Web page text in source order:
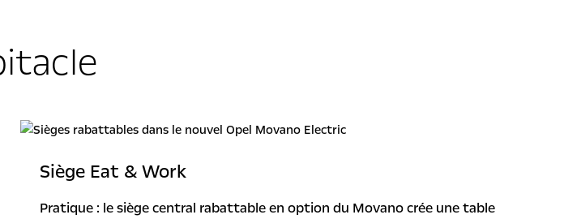
Siège Eat & Work
Pratique : le siège central rabattable en option du Movano crée une table